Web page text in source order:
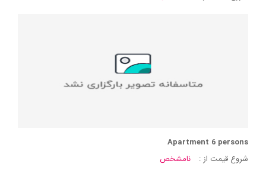
Apartment 6 persons
شروع قیمت از :
نامشخص